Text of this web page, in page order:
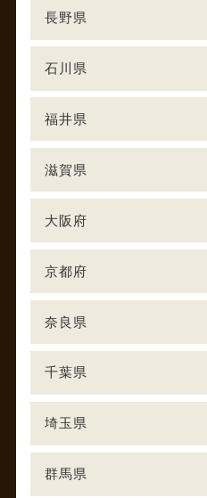
長野県
石川県
福井県
滋賀県
大阪府
京都府
奈良県
千葉県
埼玉県
群馬県